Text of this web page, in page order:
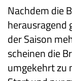
Nachdem die
herausragend
der Saison
scheinen die
umgekehrt zu